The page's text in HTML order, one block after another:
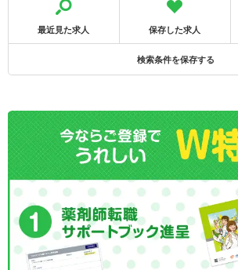
最近見た求人 保存した求人
検索条件を保存する